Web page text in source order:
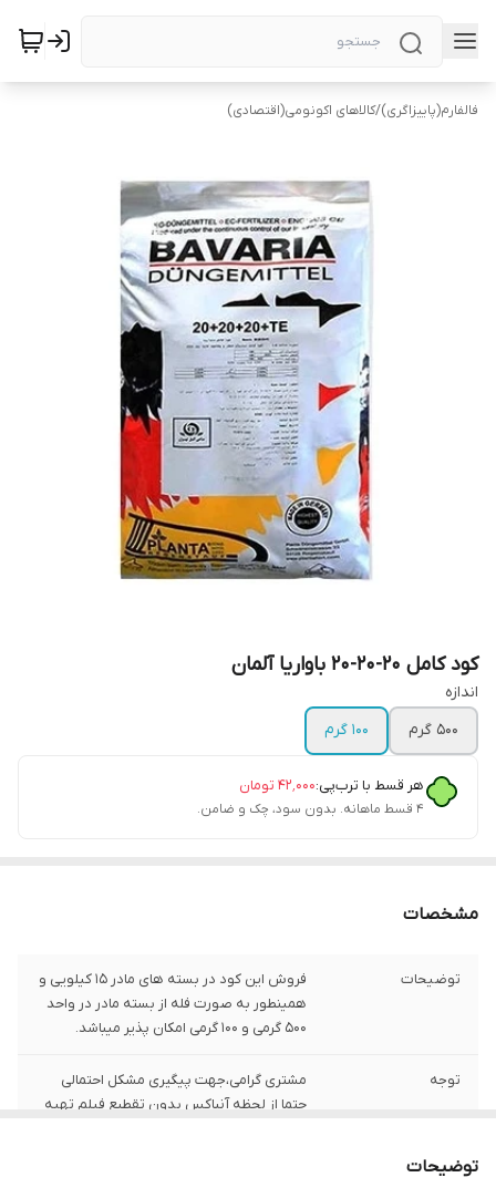
فالفارم(پاییزاگری)/کالاهای اکونومی(اقتصادی)
کود کامل 20-20-20 باواریا آلمان
اندازه
500 گرم
100 گرم
هر قسط با ترب‌پی:۴۲٬۰۰۰ تومان
۴ قسط ماهانه. بدون سود، چک و ضامن.
مشخصات
توضیحات
فروش این کود در بسته های مادر 15 کیلویی و
همینطور به صورت فله از بسته مادر در واحد
500 گرمی و 100 گرمی امکان پذیر میباشد.
توجه
مشتری گرامی،جهت پیگیری مشکل احتمالی
حتما از لحظه آنباکس بدون تقطیع فیلم تهیه
توضیحات